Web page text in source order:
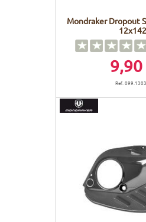
Mondraker Dropout
12x142
9,90
Ref.